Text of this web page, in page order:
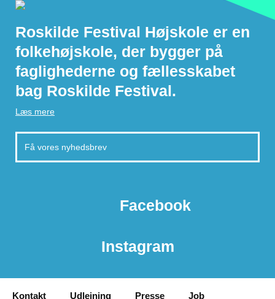
Roskilde Festival Højskole er en
folkehøjskole, der bygger på
faglighederne og fællesskabet
bag Roskilde Festival.
Læs mere
Facebook
Instagram
Kontakt Udlejning Presse Job